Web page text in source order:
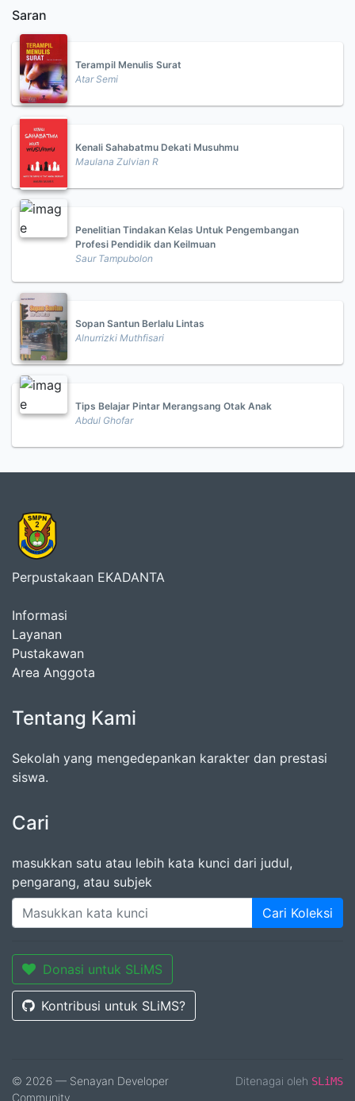
Saran
Terampil Menulis Surat
Atar Semi
Kenali Sahabatmu Dekati Musuhmu
Maulana Zulvian R
Penelitian Tindakan Kelas Untuk Pengembangan
Profesi Pendidik dan Keilmuan
Saur Tampubolon
Sopan Santun Berlalu Lintas
Alnurrizki Muthfisari
Tips Belajar Pintar Merangsang Otak Anak
Abdul Ghofar
Perpustakaan EKADANTA
Informasi
Layanan
Pustakawan
Area Anggota
Tentang Kami
Sekolah yang mengedepankan karakter dan prestasi
siswa.
Cari
masukkan satu atau lebih kata kunci dari judul,
pengarang, atau subjek
Cari Koleksi
Donasi untuk SLiMS
Kontribusi untuk SLiMS?
© 2026 — Senayan Developer
Community
Ditenagai oleh SLiMS